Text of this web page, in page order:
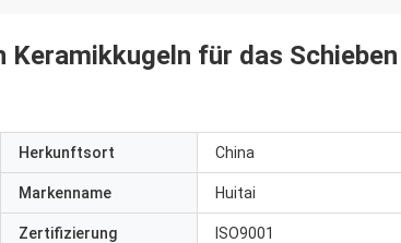
für das
Herkunftsort China
Markenname Huitai
Zertifizierung ISO9001